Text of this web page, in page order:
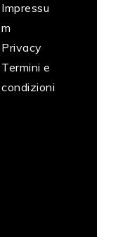
Impressu
m
Privacy
Termini e
condizioni